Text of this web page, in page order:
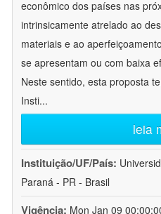
econômico dos países nas
intrinsicamente atrelado ao
materiais e ao
se apresentam ou com baixa
Neste sentido, esta proposta
Insti...
leia
Instituição/UF/País:
Paraná - PR - Brasil
Vigência: Mon Jan 09